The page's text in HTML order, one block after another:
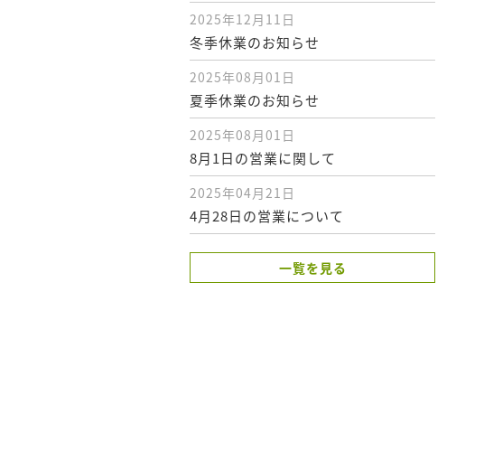
2025年12月11日
冬季休業のお知らせ
2025年08月01日
夏季休業のお知らせ
2025年08月01日
8月1日の営業に関して
2025年04月21日
4月28日の営業について
一覧を見る